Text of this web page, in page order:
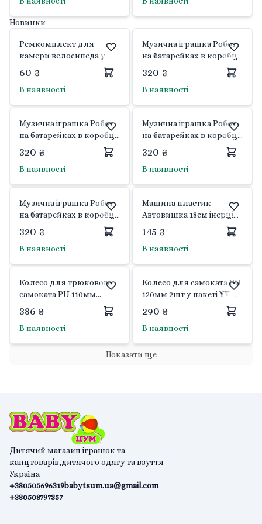
Новинки
Ремкомплект для
камери велосипеда у
коробці 12*6*3см K-60072
Китай
60 ₴
В наявності
Музична іграшка Робот
на батарейках в коробці
320 ₴
В наявності
Музична іграшка Робот
на батарейках в коробці
320 ₴
В наявності
Музична іграшка Робот
на батарейках в коробці
320 ₴
В наявності
Музична іграшка Робот
на батарейках в коробці
320 ₴
В наявності
Машина пластик
Автовишка 18см інерція
в пакеті 1207A-4 Китай
145 ₴
В наявності
Колесо для трюкового
самоката PU 110мм
Scooter 9604/110 Китай
386 ₴
В наявності
Колесо для самоката PU
120мм 2шт у пакеті YT-
290 ₴
В наявності
Показати ще
Дитячий магазин іграшок та
канцтоварів,дитячого одягу та взуття
Україна
+380505696319
+380508797357
babytsum.ua@gmail.com